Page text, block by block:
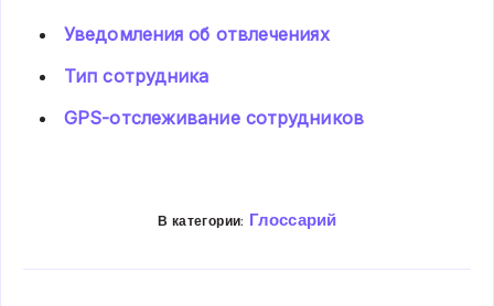
Уведомления об отвлечениях
Тип сотрудника
GPS-отслеживание сотрудников
В категории: Глоссарий